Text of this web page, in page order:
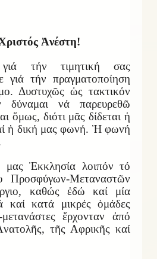
Ἀνέστη!
γιά τήν τιμητική σας
γιά τήν πραγματοποίηση
Δυστυχῶς ὡς τακτικόν
νά παρευρεθῶ
ὅμως, διότι μᾶς δίδεται ἡ
ἡ δική μας φωνή. Ἡ φωνή
μας Ἐκκλησία λοιπόν τό
Προσφύγων-Μεταναστῶν
καθώς ἐδώ καί μία
καί κατά μικρές ὁμάδες
μετανάστες ἔρχονταν ἀπό
τῆς Αφρικῆς καί